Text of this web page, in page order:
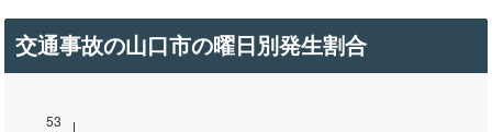
交通事故の山口市の曜日別発生割合